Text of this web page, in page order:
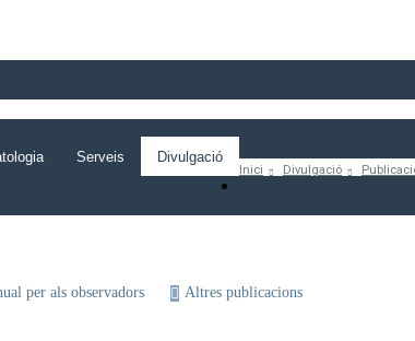
Serveis Divulgació
Inici Divulgació
per als observadors Altres publicacions